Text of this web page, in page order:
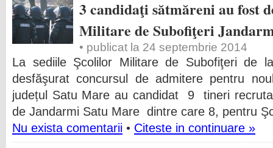
3 candidaţi sătmăreni au fost
Militare de Subofiţeri
• publicat la 24 septembrie 2014
La sediile Şcolilor Militare de Subofiţeri de
desfăşurat concursul de admitere pentru
județul Satu Mare au candidat 9 tineri
de Jandarmi Satu Mare dintre care 8, pentru
Nu exista comentarii • Citeste in continuare »